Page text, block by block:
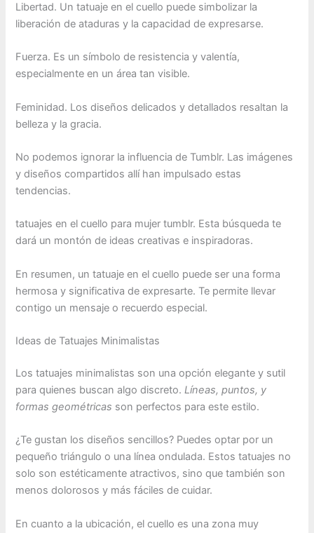
Libertad. Un tatuaje en el cuello puede simbolizar la
liberación de ataduras y la capacidad de expresarse.
Fuerza. Es un símbolo de resistencia y valentía,
especialmente en un área tan visible.
Feminidad. Los diseños delicados y detallados resaltan la
belleza y la gracia.
No podemos ignorar la influencia de Tumblr. Las imágenes
y diseños compartidos allí han impulsado estas
tendencias.
tatuajes en el cuello para mujer tumblr. Esta búsqueda te
dará un montón de ideas creativas e inspiradoras.
En resumen, un tatuaje en el cuello puede ser una forma
hermosa y significativa de expresarte. Te permite llevar
contigo un mensaje o recuerdo especial.
Ideas de Tatuajes Minimalistas
Los tatuajes minimalistas son una opción elegante y sutil
para quienes buscan algo discreto.Líneas, puntos, y
formas geométricas son perfectos para este estilo.
¿Te gustan los diseños sencillos? Puedes optar por un
pequeño triángulo o una línea ondulada. Estos tatuajes no
solo son estéticamente atractivos, sino que también son
menos dolorosos y más fáciles de cuidar.
En cuanto a la ubicación, el cuello es una zona muy